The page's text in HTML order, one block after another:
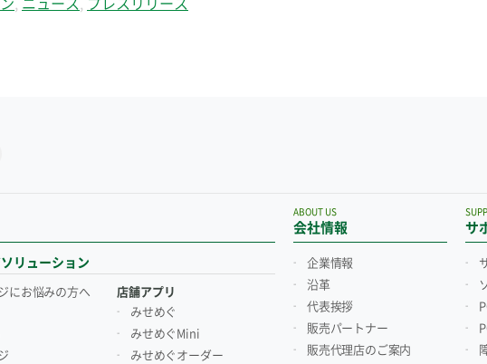
ニュース プレスリリース
リューション
にお悩みの方へ
店舗アプリ
みせめぐ
みせめぐMini
みせめぐオーダー
会社情報
ABOUT US
企業情報
沿革
代表挨拶
販売パートナー
販売代理店のご案内
サ